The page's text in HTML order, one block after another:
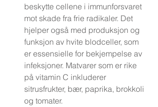
beskytte cellene i immunforsvaret
mot skade fra frie radikaler. Det
hjelper også med produksjon og
funksjon av hvite blodceller, som
er essensielle for bekjempelse av
infeksjoner. Matvarer som er rike
på vitamin C inkluderer
sitrusfrukter, bær, paprika, brokkoli
og tomater.